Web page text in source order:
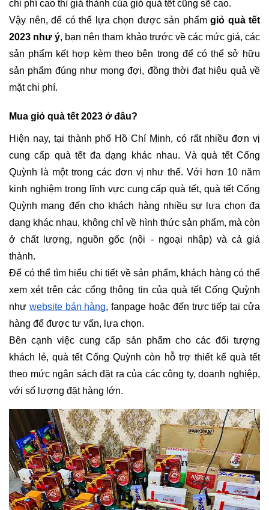
chi phí cao thì giá thành của giỏ quà tết cũng sẽ cao.
Vậy nên, để có thể lựa chọn được sản phẩm giỏ quà tết
2023 như ý, bạn nên tham khảo trước về các mức giá, các
sản phẩm kết hợp kèm theo bên trong để có thể sở hữu
sản phẩm đúng như mong đợi, đồng thời đạt hiệu quả về
mặt chi phí.
Mua giỏ quà tết 2023 ở đâu?
Hiện nay, tại thành phố Hồ Chí Minh, có rất nhiều đơn vị
cung cấp quà tết đa dạng khác nhau. Và quà tết Cống
Quỳnh là một trong các đơn vị như thế. Với hơn 10 năm
kinh nghiệm trong lĩnh vực cung cấp quà tết, quà tết Cống
Quỳnh mang đến cho khách hàng nhiều sự lựa chọn đa
dạng khác nhau, không chỉ về hình thức sản phẩm, mà còn
ở chất lượng, nguồn gốc (nội - ngoại nhập) và cả giá
thành.
Để có thể tìm hiểu chi tiết về sản phẩm, khách hàng có thể
xem xét trên các cổng thông tin của quà tết Cống Quỳnh
như website bán hàng, fanpage hoặc đến trực tiếp tại cửa
hàng để được tư vấn, lựa chọn.
Bên cạnh việc cung cấp sản phẩm cho các đối tượng
khách lẻ, quà tết Cống Quỳnh còn hỗ trợ thiết kế quà tết
theo mức ngân sách đặt ra của các công ty, doanh nghiệp,
với số lượng đặt hàng lớn.